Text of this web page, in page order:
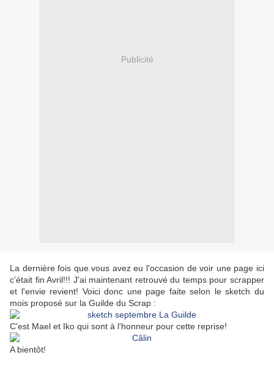
Publicité
La dernière fois que vous avez eu l'occasion de voir une page ici
c'était fin Avril!!! J'ai maintenant retrouvé du temps pour scrapper
et l'envie revient! Voici donc une page faite selon le sketch du
mois proposé sur la Guilde du Scrap :
C'est Mael et Iko qui sont à l'honneur pour cette reprise!
A bientôt!